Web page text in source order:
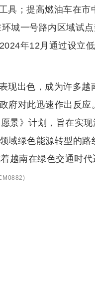
；提高燃油车在市
城一号路内区域试
年12月通过设立低
现出色，成为许多越
府对此迅速作出反应
景》计划，旨在实
域绿色能源转型的路
越南在绿色交通时代
)